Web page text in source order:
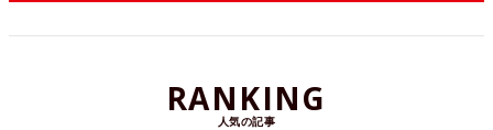
RANKING
人気の記事